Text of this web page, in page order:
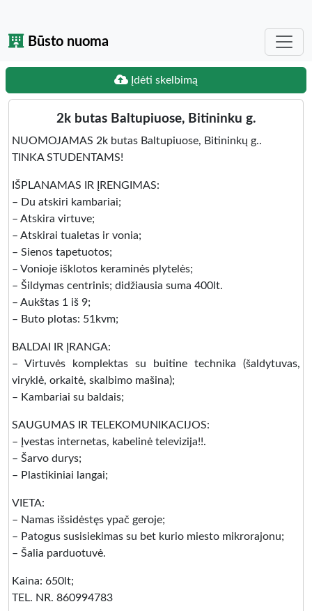
Būsto nuoma
Įdėti skelbimą
2k butas Baltupiuose, Bitininku g.
NUOMOJAMAS 2k butas Baltupiuose, Bitininkų g..
TINKA STUDENTAMS!
IŠPLANAMAS IR ĮRENGIMAS:
– Du atskiri kambariai;
– Atskira virtuve;
– Atskirai tualetas ir vonia;
– Sienos tapetuotos;
– Vonioje išklotos keraminės plytelės;
– Šildymas centrinis; didžiausia suma 400lt.
– Aukštas 1 iš 9;
– Buto plotas: 51kvm;
BALDAI IR ĮRANGA:
– Virtuvės komplektas su buitine technika (šaldytuvas,
viryklė, orkaitė, skalbimo mašina);
– Kambariai su baldais;
SAUGUMAS IR TELEKOMUNIKACIJOS:
– Įvestas internetas, kabelinė televizija!!.
– Šarvo durys;
– Plastikiniai langai;
VIETA:
– Namas išsidėstęs ypač geroje;
– Patogus susisiekimas su bet kurio miesto mikrorajonu;
– Šalia parduotuvė.
Kaina: 650lt;
TEL. NR. 860994783